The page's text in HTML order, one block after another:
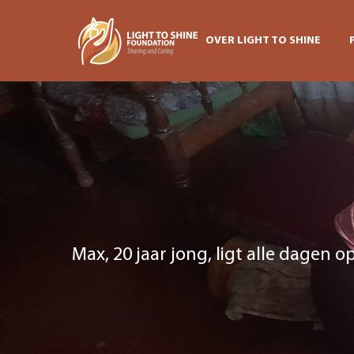
OVER LIGHT TO SHINE
Max, 20 jaar jong, ligt alle dagen